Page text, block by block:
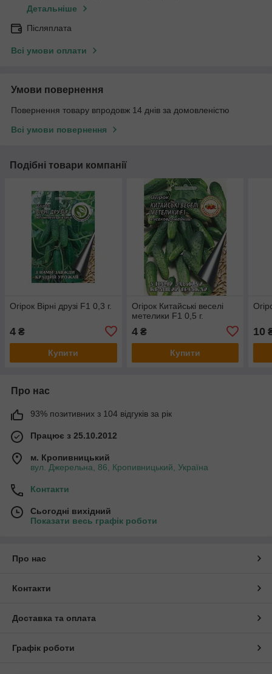
Детальніше
Післяплата
Всі умови оплати
Умови повернення
Повернення товару впродовж 14 днів за домовленістю
Всі умови повернення
Подібні товари компанії
Огірок Вірні друзі F1 0,3 г.
4 ₴
Купити
Огірок Китайські веселі
метелики F1 0,5 г.
4₴
Купити
10
Про нас
93% позитивних з 104 відгуків за рік
Працює з 25.10.2012
м. Кропивницький
вул. Джерельна, 86, Кропивницький, Україна
Контакти
Сьогодні вихідний
Показати весь графік роботи
Про нас
Контакти
Доставка та оплата
Графік роботи